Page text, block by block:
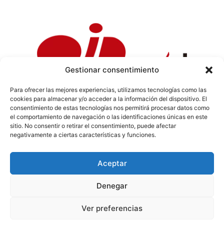
Gestionar consentimiento
Para ofrecer las mejores experiencias, utilizamos tecnologías como las
cookies para almacenar y/o acceder a la información del dispositivo. El
consentimiento de estas tecnologías nos permitirá procesar datos como
el comportamiento de navegación o las identificaciones únicas en este
sitio. No consentir o retirar el consentimiento, puede afectar
negativamente a ciertas características y funciones.
Aceptar
Denegar
Ver preferencias
Política de Privacidad| Política de Cookies|Aviso
Legal|Codi ètic|Tarifes de Publicitat
info@sermaestrat.com